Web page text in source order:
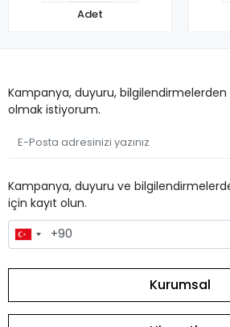
Adet
Kampanya, duyuru,
olmak istiyorum.
Kampanya, duyuru ve
için kayıt olun.
Kurumsal